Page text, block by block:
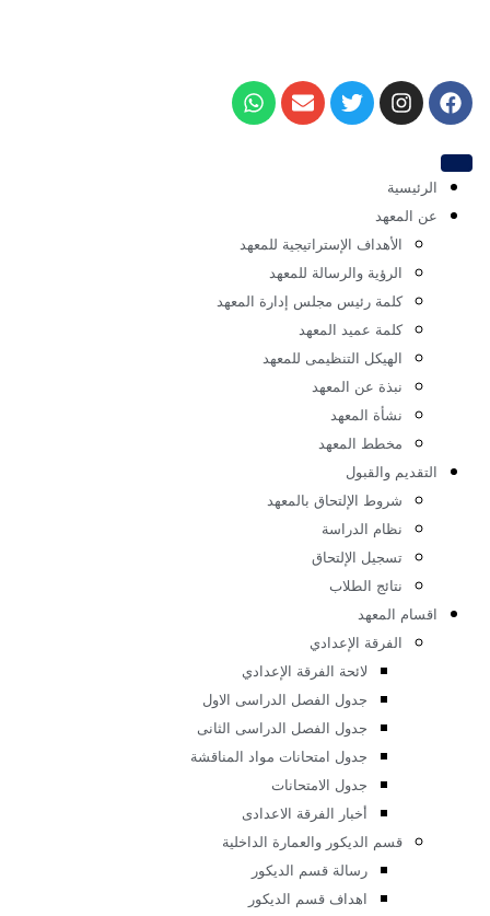
الإستراتيجية للمعهد
والرسالة للمعهد
رئيس مجلس إدارة المعهد
عميد المعهد
التنظيمى للمعهد
عن المعهد
المعهد
الإلتحاق بالمعهد
لائحة الفرقة الإعدادي
جدول الفصل الدراسى الاول
جدول الفصل الدراسى الثانى